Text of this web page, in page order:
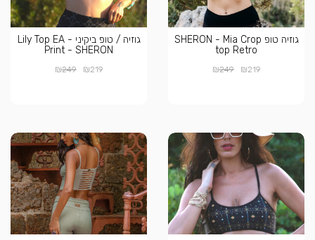
גוזיה טופ SHERON - Mia Crop
top Retro
₪219
₪249
גוזיה / טופ ביקיני - Lily Top EA
Print - SHERON
₪219
₪249